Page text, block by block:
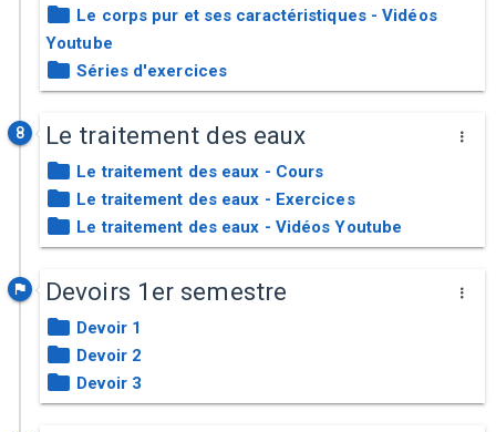
Le corps pur et ses caractéristiques - Vidéos
Youtube
Séries d'exercices
8 Le traitement des eaux
Le traitement des eaux - Cours
Le traitement des eaux - Exercices
Le traitement des eaux - Vidéos Youtube
Devoirs 1er semestre
Devoir 1
Devoir 2
Devoir 3